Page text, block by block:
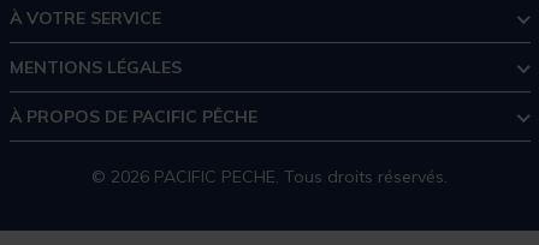
À VOTRE SERVICE
MENTIONS LÉGALES
À PROPOS DE PACIFIC PÊCHE
© 2026 PACIFIC PECHE. Tous droits réservés.